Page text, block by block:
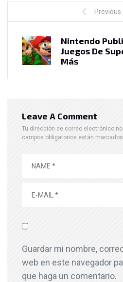
Previous
Nintendo
Juegos De
Más
Leave A Comment
Tu dirección de correo electrónico
campos obligatorios están
Guardar mi nombre,
web en este navegador
que haga un comentario.